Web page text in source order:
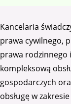
Kancelaria
prawa cywilnego,
prawa rodzinnego
kompleksową
gospodarczych
obsługę w